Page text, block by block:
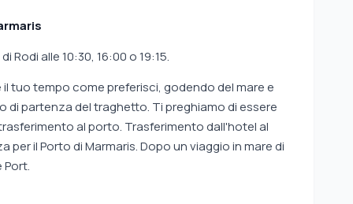
Rodi alle 10:30, 16:00 o 19:15.
tuo tempo come preferisci, godendo del mare e
di partenza del traghetto. Ti preghiamo di essere
al porto. Trasferimento dall'hotel al
il Porto di Marmaris. Dopo un viaggio in mare di
Port.